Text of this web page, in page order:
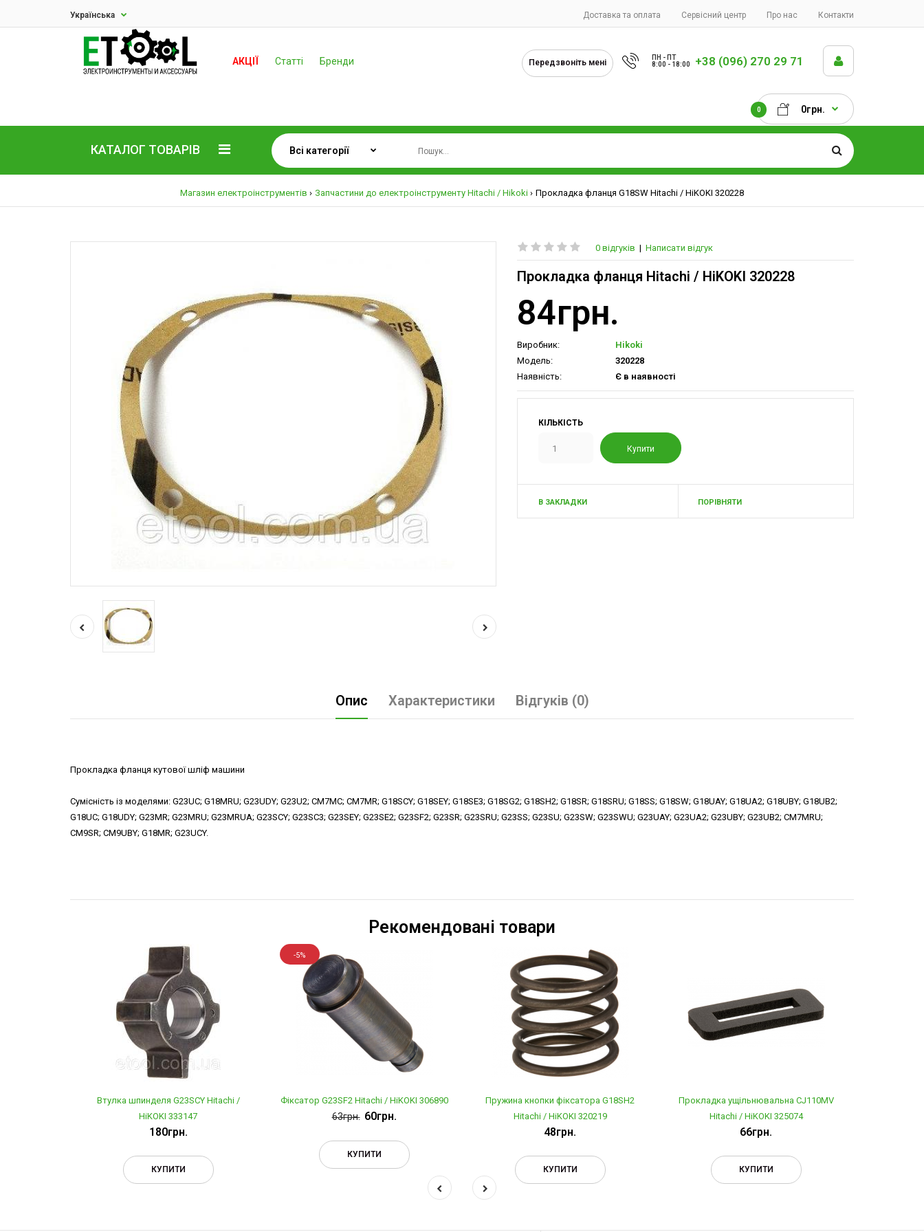
Доставка та оплата Сервісний центр Про нас Контакти
Українська
АКЦІЇ Статті Бренди Передзвоніть мені
ПН - ПТ
8:00 - 18:00
+38 (096) 270 29 71
0 0грн.
КАТАЛОГ ТОВАРІВ
Магазин електроінструментів Запчастини до електроінструменту Hitachi / Hikoki Прокладка фланця G18SW Hitachi / HiKOKI 320228
0 відгуків | Написати відгук
Прокладка фланця Hitachi / HiKOKI 320228
84грн.
Виробник:
Hikoki
Модель:
320228
Наявність:
Є в наявності
КІЛЬКІСТЬ
В ЗАКЛАДКИ ПОРІВНЯТИ
Опис Характеристики Відгуків (0)
Прокладка фланця кутової шліф машини
Сумісність із моделями: G23UC; G18MRU; G23UDY; G23U2; CM7MC; CM7MR; G18SCY; G18SEY; G18SE3; G18SG2; G18SH2; G18SR; G18SRU; G18SS; G18SW; G18UAY; G18UA2; G18UBY; G18UB2;
G18UC; G18UDY; G23MR; G23MRU; G23MRUA; G23SCY; G23SC3; G23SEY; G23SE2; G23SF2; G23SR; G23SRU; G23SS; G23SU; G23SW; G23SWU; G23UAY; G23UA2; G23UBY; G23UB2; CM7MRU;
CM9SR; CM9UBY; G18MR; G23UCY.
Рекомендовані товари
Втулка шпинделя G23SCY Hitachi /
HiKOKI 333147
180грн.
КУПИТИ
-5%
Фіксатор G23SF2 Hitachi / HiKOKI 306890
63грн. 60грн.
КУПИТИ
Пружина кнопки фіксатора G18SH2
Hitachi / HiKOKI 320219
48грн.
КУПИТИ
Прокладка ущільнювальна CJ110MV
Hitachi / HiKOKI 325074
66грн.
КУПИТИ